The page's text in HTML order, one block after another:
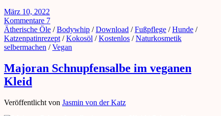
März 10, 2022
Kommentare 7
Ätherische Öle /Bodywhip /Download /Fußpflege /Hunde /
Katzenpatinrezept /Kokosöl /Kostenlos /Naturkosmetik
selbermachen /Vegan
Majoran Schnupfensalbe im veganen
Kleid
Veröffentlicht von Jasmin von der Katz